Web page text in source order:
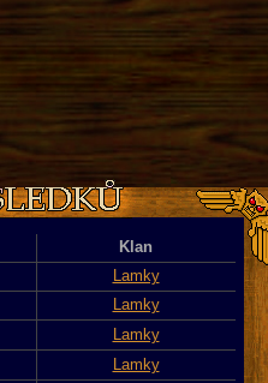
Klan
Lamky
Lamky
Lamky
Lamky